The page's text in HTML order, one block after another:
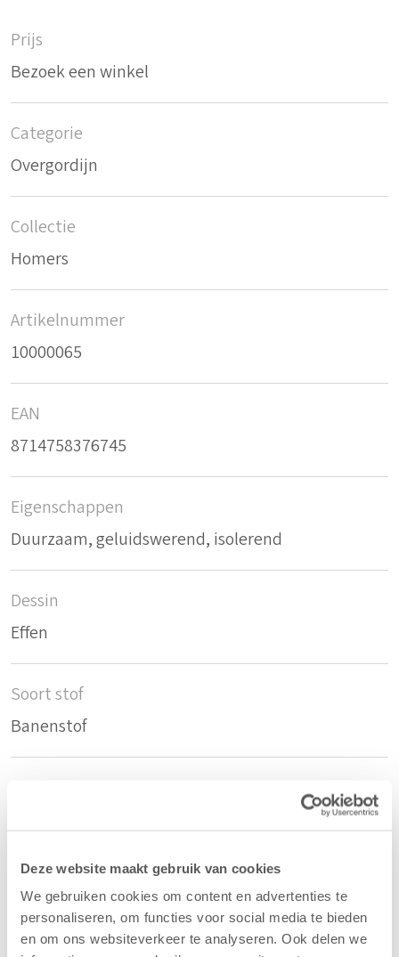
Deze website maakt gebruik van cookies
We gebruiken cookies om content en advertenties te
personaliseren, om functies voor social media te bieden
en om ons websiteverkeer te analyseren. Ook delen we
Prijs
Bezoek een winkel
Categorie
Overgordijn
Collectie
Homers
Artikelnummer
10000065
EAN
8714758376745
Eigenschappen
Duurzaam, geluidswerend, isolerend
Dessin
Effen
Soort stof
Banenstof
Samenstelling
58%rPET/42%PES